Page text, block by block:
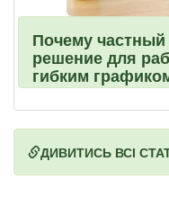
Почему частный
решение для
гибким
ДИВИТИСЬ ВСІ